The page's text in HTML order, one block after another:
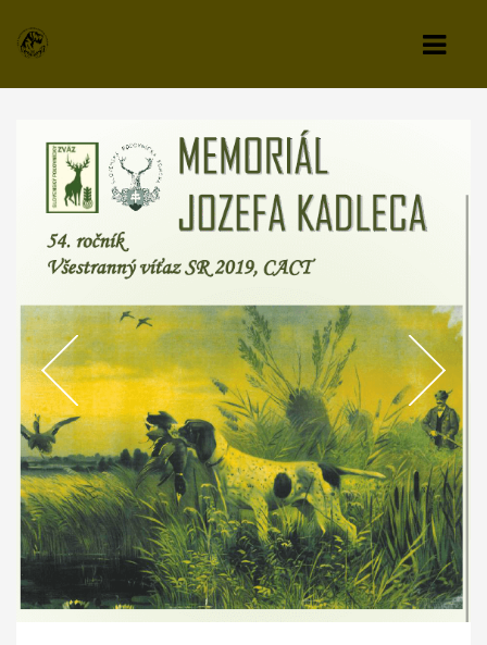
KLUB
VÝBOR KLUBU
STANOVY KLUBU
CHOVATEĽSKÝ A ZÁPISNÝ PORIADOK
SPRAVODAJCA
TLAČIVÁ A PRIHLÁŠKY
KLUBOVÉ POPLATKY
ZÁPISNICE Z ČLENSKEJ SCHÔDZE
AKO BYT ČLENOM KCHHS
OZNAMY / NEWS
DEUTSCH DRAHTHAAR